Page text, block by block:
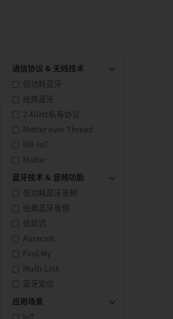
通信协议 & 无线技术
低功耗蓝牙
经典蓝牙
2.4GHz私有协议
Matter over Thread
NB-IoT
Matter
蓝牙技术 & 音频功能
低功耗蓝牙音频
经典蓝牙音频
低延迟
Auracast
Find My
Multi-Link
蓝牙定位
应用场景